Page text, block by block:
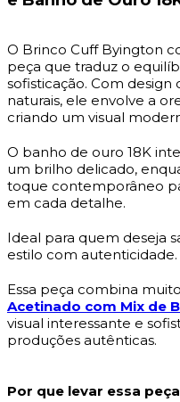
O Brinco Cuff Byington
peça que traduz o
sofisticação. Com
naturais, ele envolve a
criando um visual
O banho de ouro 18K
um brilho delicado,
toque contemporâneo
em cada detalhe.
Ideal para quem deseja
estilo com autenticidade.
Essa peça combina
Acetinado com Mix de
visual interessante e
produções autênticas.
Por que levar essa